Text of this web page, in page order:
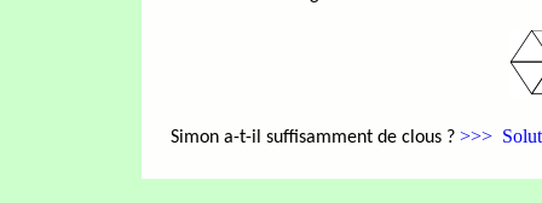
Simon a-t-il suffisamment de clous ? >>>